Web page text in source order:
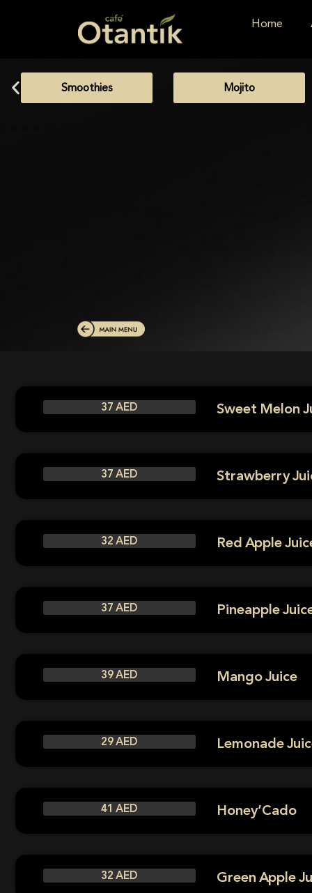
Home
Smoothies Mojito
37 AED Sweet Melon
37 AED Strawberry
32 AED Red Apple
37 AED Pineapple
39 AED Mango Juice
29 AED Lemonade
41 AED Honey’Cado
32 AED Green Apple